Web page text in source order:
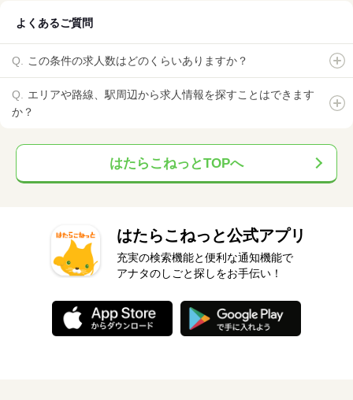
よくあるご質問
この条件の求人数はどのくらいありますか？
エリアや路線、駅周辺から求人情報を探すことはできます
か？
はたらこねっとTOPへ
はたらこねっと公式アプリ
充実の検索機能と便利な通知機能で
アナタのしごと探しをお手伝い！